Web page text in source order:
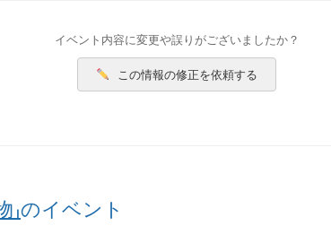
イベント内容に変更や誤りがございましたか？
この情報の修正を依頼する
のイベント